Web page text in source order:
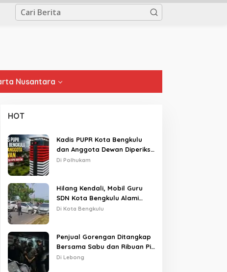
Nusantara
HOT
Kadis PUPR Kota Bengkulu
dan Anggota Dewan Diperiksa
KPK Hari Ini
Di Polhukam
Hilang Kendali, Mobil Guru
SDN Kota Bengkulu Alami
Tabrakan Beruntun di Lampu
Di Kota Bengkulu
Penjual Gorengan Ditangkap
Bersama Sabu dan Ribuan Pil,
Nama Oknum APH Disebut
Di Lebong